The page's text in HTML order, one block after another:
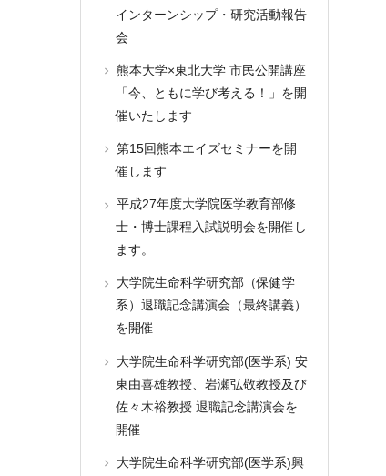
インターンシップ・研究活動報告
会
熊本大学×東北大学 市民公開講座
「今、ともに学び考える！」を開
催いたします
第15回熊本エイズセミナーを開
催します
平成27年度大学院医学教育部修
士・博士課程入試説明会を開催し
ます。
大学院生命科学研究部（保健学
系）退職記念講演会（最終講義）
を開催
大学院生命科学研究部(医学系) 安
東由喜雄教授、岩瀬弘敬教授及び
佐々木裕教授 退職記念講演会を
開催
大学院生命科学研究部(医学系)興